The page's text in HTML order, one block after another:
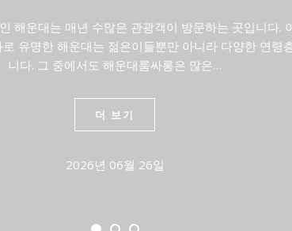
해운대는 매년 수많은 관광객이 방문하는 곳입니다.
유명한 해운대는 젊은이들뿐만 아니라 다양한 연령
니다. 그 중에서도 해운대룸싸롱은 많은…
더 보기
2026년 06월 26일